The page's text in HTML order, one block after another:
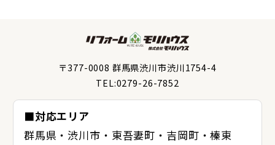
〒377-0008 群馬県渋川市渋川1754-4
TEL:0279-26-7852
■対応エリア
群馬県・渋川市・東吾妻町・吉岡町・榛東